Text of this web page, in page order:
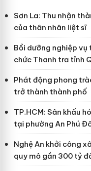
Sơn La: Thu nhận
của thân nhân liệt sĩ
Bồi dưỡng nghiệp
chức Thanh tra tỉnh
Phát động phong
trở thành thành phố
TP.HCM: Sân khấu
tại phường An Phú
Nghệ An khởi công
quy mô gần 300 tỷ